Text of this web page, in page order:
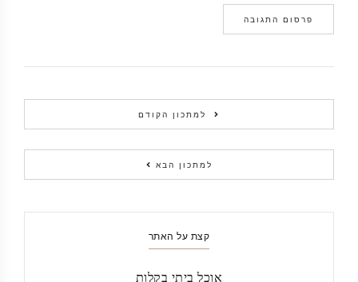
למתכון הקודם
למתכון הבא
קצת על האתר
אוכל ביתי בקלות